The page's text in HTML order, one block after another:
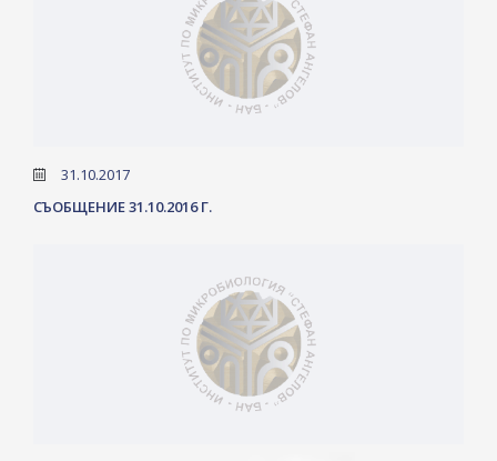
31.10.2017
СЪОБЩЕНИЕ 31.10.2016 Г.